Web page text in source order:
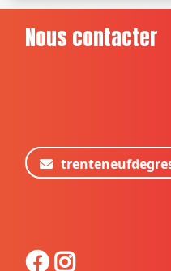
Nous contacter